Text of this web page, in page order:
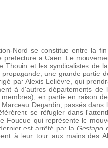
Nord se constitue entre la
préfecture à Caen. Le
Thouin et les syndicalistes de
une grande partie
par Alexis Lelièvre, qui
à d'autres départements
en partie en raison
Degardin, passés
se réfugier dans
Fouque qui représente le
est arrêté par la Gestapo
à leur tour aux mains des